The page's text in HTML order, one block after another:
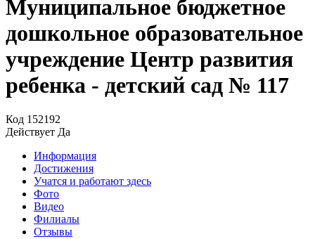
Муниципальное бюджетное
дошкольное образовательное
учреждение Центр развития
ребенка - детский сад № 117
Код 152192
Действует Да
Информация
Достижения
Учатся и работают здесь
Фото
Видео
Филиалы
Отзывы